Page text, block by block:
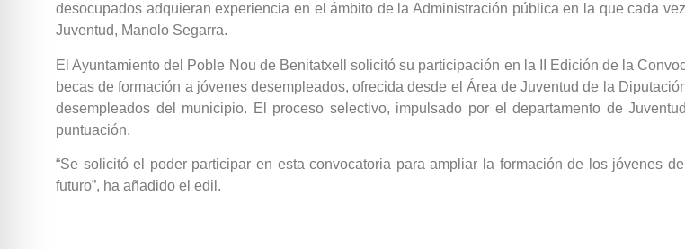
desocupados adquieran experiencia en el ámbito de la Administración pública en la que cada
Juventud, Manolo Segarra.
El Ayuntamiento del Poble Nou de Benitatxell solicitó su participación en la II Edición de la
becas de formación a jóvenes desempleados, ofrecida desde el Área de Juventud de la
desempleados del municipio. El proceso selectivo, impulsado por el departamento de
puntuación.
“Se solicitó el poder participar en esta convocatoria para ampliar la formación de los jóvenes
futuro”, ha añadido el edil.